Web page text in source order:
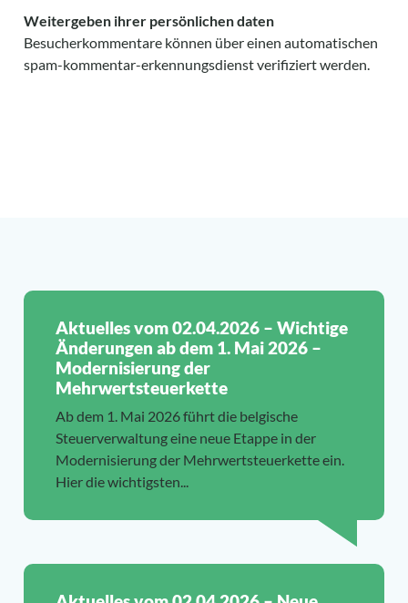
Weitergeben ihrer persönlichen daten
Besucherkommentare können über einen automatischen
spam-kommentar-erkennungsdienst verifiziert werden.
Aktuelles vom 02.04.2026 – Wichtige
Änderungen ab dem 1. Mai 2026 –
Modernisierung der
Mehrwertsteuerkette
Ab dem 1. Mai 2026 führt die belgische
Steuerverwaltung eine neue Etappe in der
Modernisierung der Mehrwertsteuerkette ein.
Hier die wichtigsten...